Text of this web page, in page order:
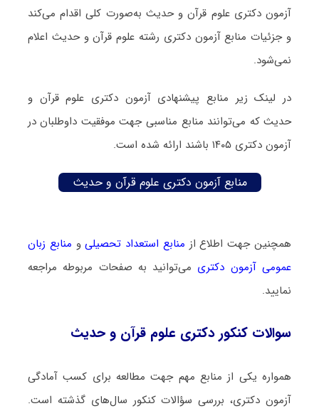
آزمون دکتری علوم قرآن و حدیث به‌صورت کلی اقدام می‌کند
و جزئیات منابع آزمون دکتری رشته علوم قرآن و حدیث اعلام
نمی‌شود.
در لینک زیر منابع پیشنهادی آزمون دکتری علوم قرآن و
حدیث که می‌توانند منابع مناسبی جهت موفقیت داوطلبان در
آزمون دکتری ۱۴۰۵ باشند ارائه شده است.
منابع آزمون دکتری علوم قرآن و حدیث
همچنین جهت اطلاع از منابع استعداد تحصیلیو منابع زبان
عمومی آزمون دکتری می‌توانید به صفحات مربوطه مراجعه
نمایید.
سوالات کنکور دکتری علوم قرآن و حدیث
همواره یکی از منابع مهم جهت مطالعه برای کسب آمادگی
آزمون دکتری، بررسی سؤالات کنکور سال‌های گذشته است.